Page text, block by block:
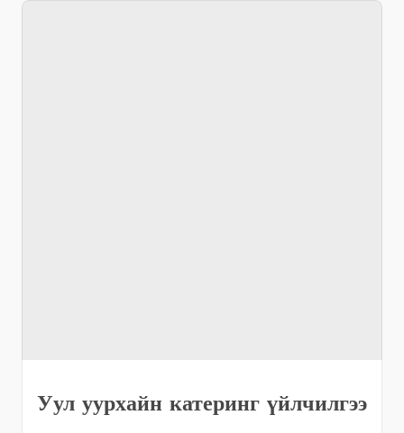
Уул уурхайн катеринг үйлчилгээ